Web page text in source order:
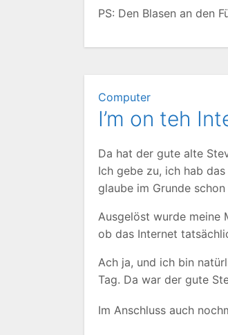
PS: Den Blasen an den
Computer
I’m on teh
Da hat der gute alte
Ich gebe zu, ich hab
glaube im Grunde
Ausgelöst wurde meine
ob das Internet
Ach ja, und ich bin
Tag. Da war der gute
Im Anschluss auch